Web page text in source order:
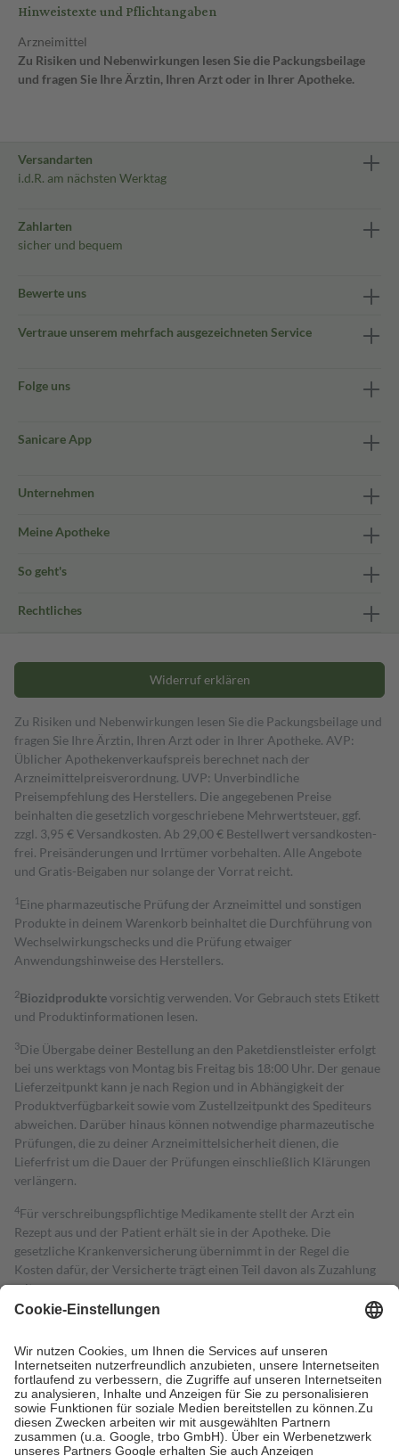
Hinweistexte und Pflichtangaben
Arzneimittel
Zu Risiken und Nebenwirkungen lesen Sie die Packungsbeilage
und fragen Sie Ihre Ärztin, Ihren Arzt oder in Ihrer Apotheke.
Versandarten
i.d.R. am nächsten Werktag
Zahlarten
sicher und bequem
Bewerte uns
Vertraue unserem mehrfach ausgezeichneten Service
Folge uns
Sanicare App
Unternehmen
Meine Apotheke
So geht's
Rechtliches
Widerruf erklären
Zu Risiken und Nebenwirkungen lesen Sie die Packungsbeilage und
fragen Sie Ihre Ärztin, Ihren Arzt oder in Ihrer Apotheke. AVP:
Üblicher Apothekenverkaufspreis berechnet nach der
Arzneimittelpreisverordnung. UVP: Unverbindliche
Preisempfehlung des Herstellers. Die angegebenen Preise
beinhalten die gesetzlich vorgeschriebene Mehrwertsteuer, ggf.
zzgl. 3,95 € Versandkosten. Ab 29,00 € Bestell­wert versand­kosten­
frei. Preisänderungen und Irrtümer vorbehalten. Alle Angebote
und Gratis-Beigaben nur solange der Vorrat reicht.
1 Eine pharmazeutische Prüfung der Arzneimittel und sonstigen
Produkte in deinem Warenkorb beinhaltet die Durchführung von
Wechselwirkungschecks und die Prüfung etwaiger
Anwendungshinweise des Herstellers.
2Biozidproduktevorsichtig verwenden. Vor Gebrauch stets Etikett
und Produktinformationen lesen.
3Die Übergabe deiner Bestellung an den Paketdienstleister erfolgt
bei uns werktags von Montag bis Freitag bis 18:00 Uhr. Der genaue
Lieferzeitpunkt kann je nach Region und in Abhängigkeit der
Produktverfügbarkeit sowie vom Zustellzeitpunkt des Spediteurs
abweichen. Darüber hinaus können notwendige pharmazeutische
Prüfungen, die zu deiner Arzneimittelsicherheit dienen, die
Lieferfrist um die Dauer der Prüfungen einschließlich Klärungen
verlängern.
4Für verschreibungspflichtige Medikamente stellt der Arzt ein
Rezept aus und der Patient erhält sie in der Apotheke. Die
gesetzliche Krankenversicherung übernimmt in der Regel die
Kosten dafür, der Versicherte trägt einen Teil davon als Zuzahlung
mit.
Grundsätzlich leisten Mitglieder Zuzahlungen in Höhe von zehn
höchstens zehn Euro.
Es sind jedoch nie mehr als die tatsächlichen
Kosten der Leistung zu entrichten.
Diese Regeln gelten grundsätzlich auch für Online-Apotheken.
Bei Heilmitteln und häuslicher Krankenpflege beträgt die
Zuzahlung zehn Prozent der Kosten sowie zehn Euro je
Verordnung.